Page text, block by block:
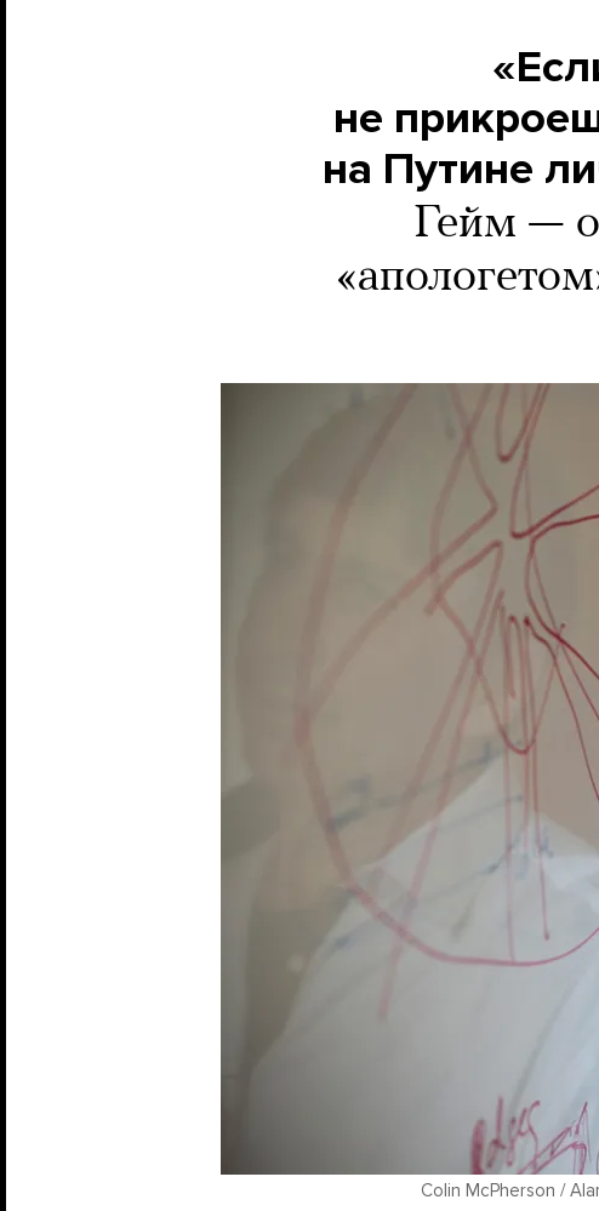
не
на Путине
Гейм — о
Colin McPherson /